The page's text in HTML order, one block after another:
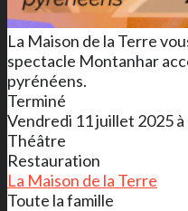
La Maison de la Terre
spectacle Montanhar
pyrénéens.
Terminé
Vendredi 11 juillet 2025
Théâtre
Restauration
La Maison de la Terre
Toute la famille